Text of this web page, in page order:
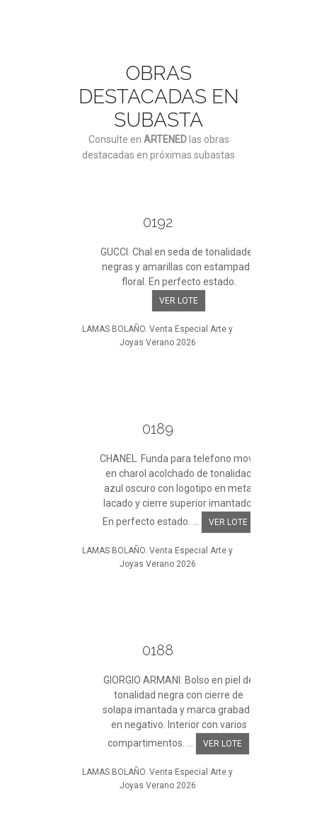
OBRAS
DESTACADAS EN
SUBASTA
Consulte en ARTENEDlas obras
destacadas en próximas subastas
0192
GUCCI. Chal en seda de tonalidades
negras y amarillas con estampado
floral. En perfecto estado.
VER LOTE
LAMAS BOLAÑO. Venta Especial Arte y
Joyas Verano 2026
0189
CHANEL. Funda para telefono movil
en charol acolchado de tonalidad
azul oscuro con logotipo en metal
lacado y cierre superior imantado.
En perfecto estado. ...
VER LOTE
LAMAS BOLAÑO. Venta Especial Arte y
Joyas Verano 2026
0188
GIORGIO ARMANI. Bolso en piel de
tonalidad negra con cierre de
solapa imantada y marca grabada
en negativo. Interior con varios
compartimentos. ...
VER LOTE
LAMAS BOLAÑO. Venta Especial Arte y
Joyas Verano 2026